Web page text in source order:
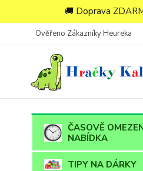
🚚 Doprava
Ověřeno Zákazníky Heureka
ČASOVĚ
NABÍDKA
TIPY NA DÁRKY